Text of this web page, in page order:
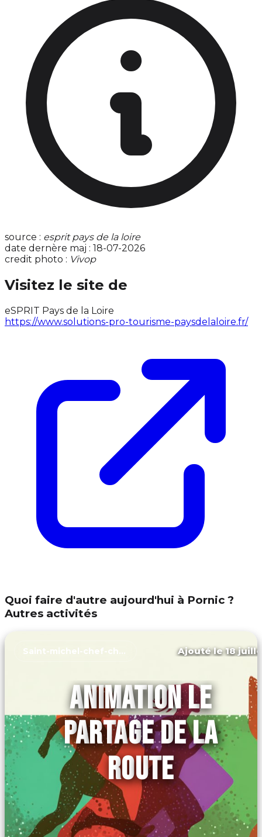
source : esprit pays de la loire
date dernère maj : 18-07-2026
credit photo : Vivop
Visitez le site de
eSPRIT Pays de la Loire
https://www.solutions-pro-tourisme-paysdelaloire.fr/
Quoi faire d'autre aujourd'hui à Pornic ?
Autres activités
Saint-michel-chef-chef Ajouté le 18
ANIMATION LE
PARTAGE DE LA
ROUTE